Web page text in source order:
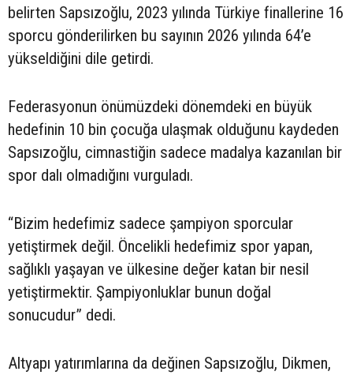
belirten Sapsızoğlu, 2023 yılında Türkiye finallerine 16
sporcu gönderilirken bu sayının 2026 yılında 64’e
yükseldiğini dile getirdi.
Federasyonun önümüzdeki dönemdeki en büyük
hedefinin 10 bin çocuğa ulaşmak olduğunu kaydeden
Sapsızoğlu, cimnastiğin sadece madalya kazanılan bir
spor dalı olmadığını vurguladı.
“Bizim hedefimiz sadece şampiyon sporcular
yetiştirmek değil. Öncelikli hedefimiz spor yapan,
sağlıklı yaşayan ve ülkesine değer katan bir nesil
yetiştirmektir. Şampiyonluklar bunun doğal
sonucudur” dedi.
Altyapı yatırımlarına da değinen Sapsızoğlu, Dikmen,